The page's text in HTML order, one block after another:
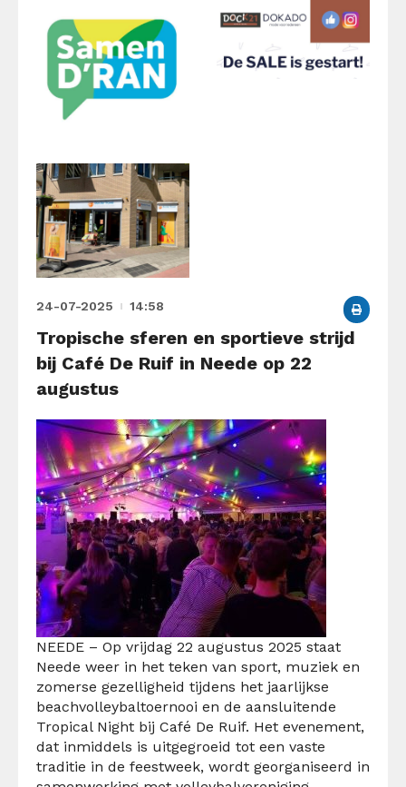
24-07-2025 14:58
Tropische sferen en sportieve strijd
bij Café De Ruif in Neede op 22
augustus
NEEDE – Op vrijdag 22 augustus 2025 staat
Neede weer in het teken van sport, muziek en
zomerse gezelligheid tijdens het jaarlijkse
beachvolleybaltoernooi en de aansluitende
Tropical Night bij Café De Ruif. Het evenement,
dat inmiddels is uitgegroeid tot een vaste
traditie in de feestweek, wordt georganiseerd in